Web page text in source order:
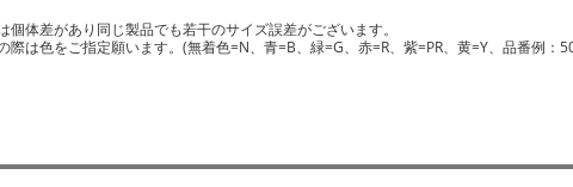
個体差があり同じ製品でも若干のサイズ誤差がございます。
際は色をご指定願います。(無着色=N、青=B、緑=G、赤=R、紫=PR、黄=Y、品番例：